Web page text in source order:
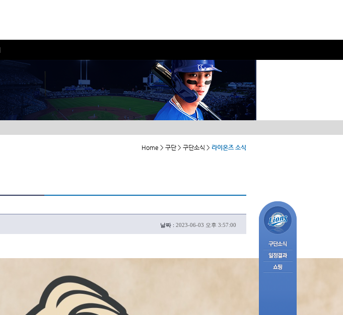
Home > 구단 > 구단소식 > 라이온즈 소식
날짜 : 2023-06-03 오후 3:57:00